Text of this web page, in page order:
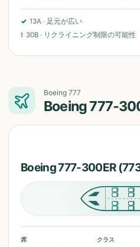
✓ 13A · 足元が広い
! 30B · リクライニング制限の可能性
Boeing 777
Boeing 777-
Boeing 777-300ER
席 クラス